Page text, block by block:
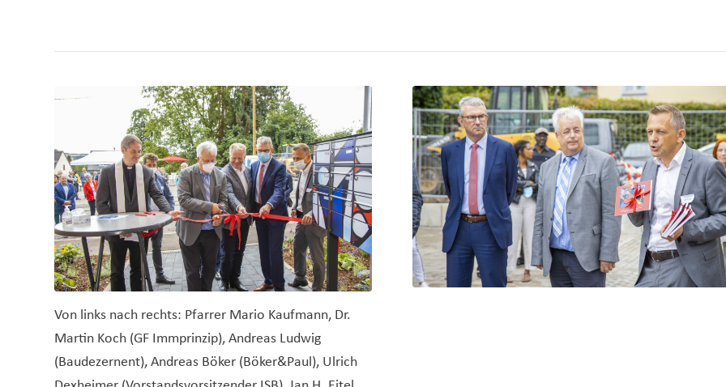
Von links nach rechts: Pfarrer Mario Kaufmann, Dr.
Martin Koch (GF Immprinzip), Andreas Ludwig
(Baudezernent), Andreas Böker (Böker&Paul), Ulrich